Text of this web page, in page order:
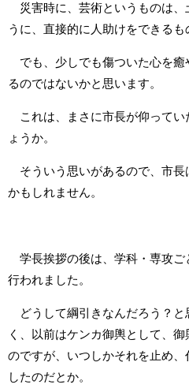
災害時に、芸術というものは、
うに、直接的に人助けをできるも
でも、少しでも傷ついた心を癒
るのではないかと思います。
これは、まさに市長が仰ってい
ょうか。
そういう思いがあるので、市長
かもしれません。
学長挨拶の後は、学科・専攻ご
行われました。
どうして綱引きなんだろう？と
く、以前はケンカ御輿として、
のですが、いつしかそれを止め
したのだとか。